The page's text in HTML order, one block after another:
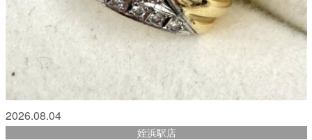
2026.08.04
姪浜駅店